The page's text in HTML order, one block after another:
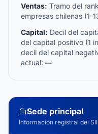
Ventas: Tramo del
empresas chilenas (1-
Capital: Decil del
del capital positivo (1
decil del capital
actual: —
Sede principal
Información registral del SII